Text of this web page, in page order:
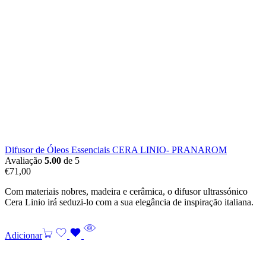
Difusor de Óleos Essenciais CERA LINIO- PRANAROM
Avaliação 5.00 de 5
€71,00
Com materiais nobres, madeira e cerâmica, o difusor ultrassónico
Cera Linio irá seduzi-lo com a sua elegância de inspiração italiana.
Adicionar